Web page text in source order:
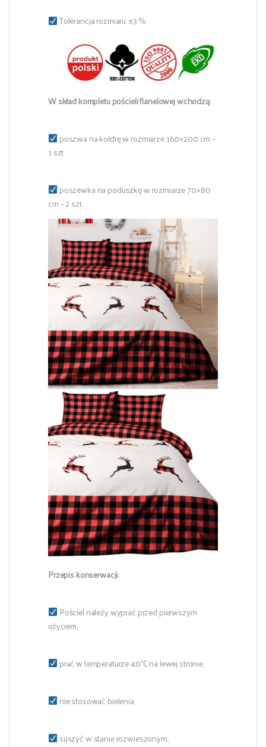
Tolerancja rozmiaru: ±3 %
W skład kompletu pościeli flanelowej wchodzą:
poszwa na kołdrę w rozmiarze 160×200 cm –
1 szt.
poszewka na poduszkę w rozmiarze 70×80
cm – 2 szt.
Przepis konserwacji:
Pościel należy wyprać przed pierwszym
użyciem,
prać w temperaturze 40°C na lewej stronie,
nie stosować bielenia,
suszyć w stanie rozwieszonym,